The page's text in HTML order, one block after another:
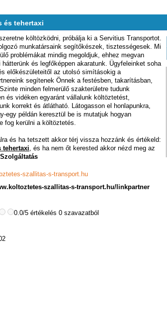
és tehertaxi
költözködni, próbálja ki a Servitius Transportot.
munkatársaink segítőkészek, tisztességesek. Mi
problémákat mindig megoldjuk, ehhez megvan
és legfőképpen akaratunk. Ügyfeleinket soha
előkészületeitől az utolsó simításokig a
segítenek Önnek a festésben, takarításban,
minden felmerülő szakterületre tudunk
és vidéken egyaránt vállalunk költöztetést,
korrekt és átlátható. Látogasson el honlapunkra,
egy példán keresztül be is mutatjuk hogyan
fog kerülni a költöztetés.
és ha tetszett akkor térj vissza hozzánk és értékeld:
tehertaxi, és ha nem őt kerested akkor nézd meg az
Szolgáltatás
szallitas-s-transport.hu
szallitas-s-transport.hu/linkpartner
0.0/5 értékelés 0 szavazatból